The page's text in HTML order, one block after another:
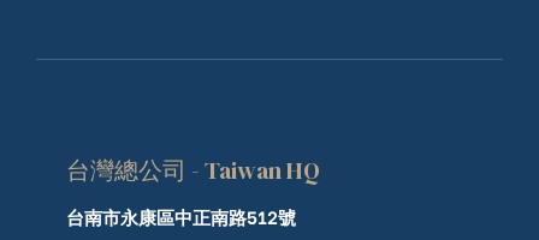
台灣總公司 - Taiwan HQ
台南市永康區中正南路512號